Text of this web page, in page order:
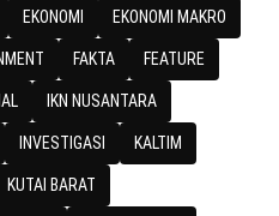
EKONOMI EKONOMI MAKRO
FAKTA FEATURE
IKN NUSANTARA
INVESTIGASI KALTIM
KUTAI BARAT